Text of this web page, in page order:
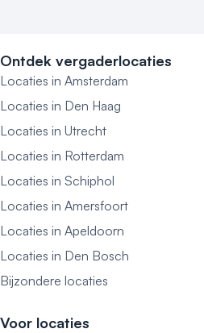
Ontdek vergaderlocaties
Locaties in Amsterdam
Locaties in Den Haag
Locaties in Utrecht
Locaties in Rotterdam
Locaties in Schiphol
Locaties in Amersfoort
Locaties in Apeldoorn
Locaties in Den Bosch
Bijzondere locaties
Voor locaties